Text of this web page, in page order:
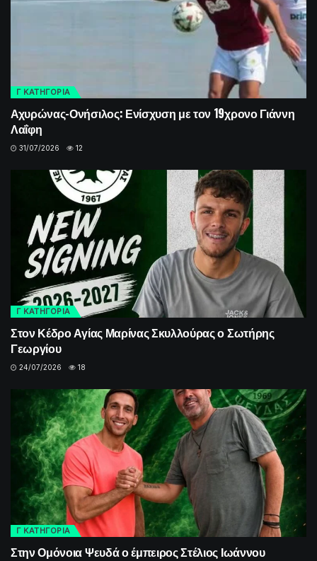
Γ ΚΑΤΗΓΟΡΙΑ
Αχυρώνας-Ονήσιλος: Ενίσχυση με τον 19χρονο Γιάννη
Λαΐφη
31/07/2026 12
Γ ΚΑΤΗΓΟΡΙΑ
Στον Κέδρο Αγίας Μαρίνας Σκυλλούρας ο Σωτήρης
Γεωργίου
24/07/2026 18
Γ ΚΑΤΗΓΟΡΙΑ
Στην Ομόνοια Ψευδά ο έμπειρος Στέλιος Ιωάννου